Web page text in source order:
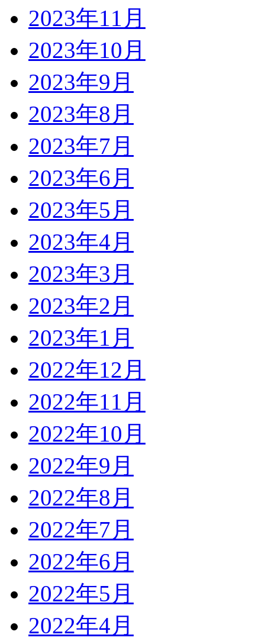
2023年11月
2023年10月
2023年9月
2023年8月
2023年7月
2023年6月
2023年5月
2023年4月
2023年3月
2023年2月
2023年1月
2022年12月
2022年11月
2022年10月
2022年9月
2022年8月
2022年7月
2022年6月
2022年5月
2022年4月